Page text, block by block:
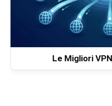
Le Migliori